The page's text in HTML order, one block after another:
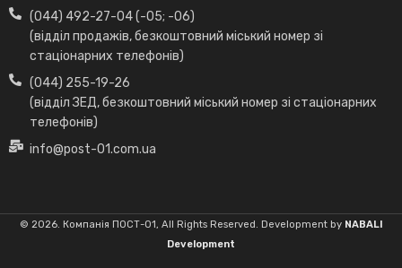
(044) 492-27-04 (-05; -06)
(відділ продажів, безкоштовний міський номер зі
стаціонарних телефонів)
(044) 255-19-26
(відділ ЗЕД, безкоштовний міський номер зі стаціонарних
телефонів)
info@post-01.com.ua
© 2026. Компанія ПОСТ-01, All Rights Reserved. Development by NABALI
Development